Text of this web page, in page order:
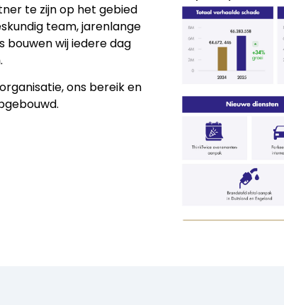
te zijn op het gebied
team, jarenlange
wij iedere dag
ons bereik en